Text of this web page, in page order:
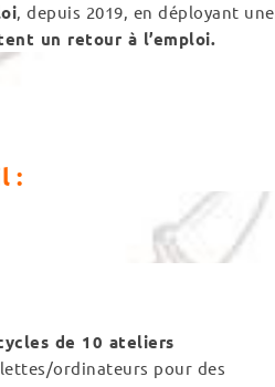
, depuis 2019, en déployant une
un retour à l’emploi.
:
de 10 ateliers
ordinateurs pour des